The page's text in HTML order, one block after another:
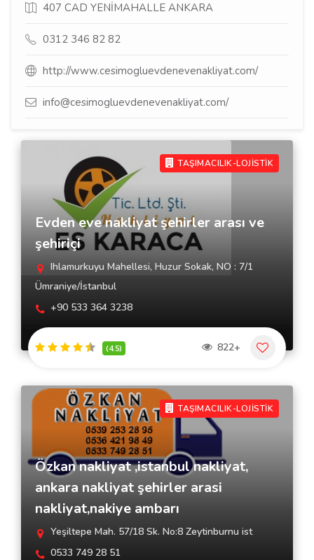
407 CAD YENİMAHALLE ANKARA
0312 346 82 82
http://www.cesimogluevdenevenakliyat.com/
info@cesimogluevdenevenakliyat.com/
TAŞIMACILIK-LOJİSTİK
Evden eve nakliyat şehirler arası ve
şehiriçi
Ihlamurkuyu Mahellesi, Huzur Sokak, NO : 7/1
Ümraniye/İstanbul
+90 533 364 3238
(4.5) 822+
TAŞIMACILIK-LOJİSTİK
Özkan nakliyat ,istanbul nakliyat,
ankara nakliyat şehirler arasi
nakliyat,nakiye ambarı
Yeşiltepe Mah. 57/18 Sk. No:8 Zeytinburnu ist
0533 749 28 51